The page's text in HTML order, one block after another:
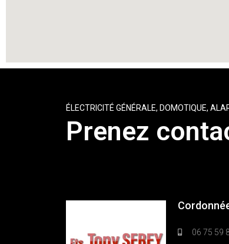
ÉLECTRICITÉ GÉNÉRALE, DOMOTIQUE,
Prenez
06 75 59